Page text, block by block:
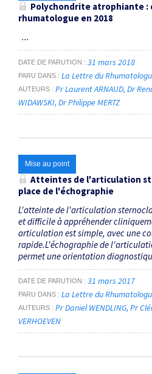
Polychondrite atrophiante :
rhumatologue en 2018
...
DATE DE PARUTION 31 mars 2018
PARU DANS La Lettre du
AUTEURS Pr Laurent ARNAUD Dr
WIDAWSKI Dr Philippe MERTZ
Mise au point
Atteintes de l'articulation
place de l'échographie
L'atteinte de l'articulation
et difficile à appréhender
articulation est simple, avec une
rapide.L'échographie de
permet une orientation
DATE DE PARUTION 31 mars 2017
PARU DANS La Lettre du
AUTEURS Pr Daniel WENDLING Pr
VERHOEVEN